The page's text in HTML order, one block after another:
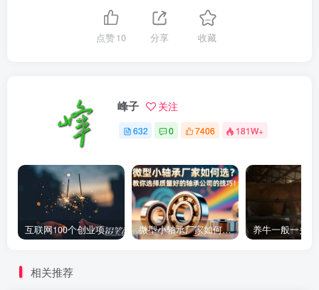
点赞10 分享 收藏
峰子 关注
632 0 7406 181W+
互联网100个创业项目 2022必火的创业项目 微型小轴承厂家如何选？教你选择质量好的轴承公司的技巧！
相关推荐